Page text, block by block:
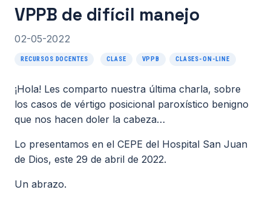
Publicaciones destacadas
Oferta de Tesis
Recursos Docentes
Todos los recursos
VPPB de difícil manejo
02-05-2022
RECURSOS DOCENTES CLASE VPPB CLASES-ON-LINE
¡Hola! Les comparto nuestra última charla, sobre
los casos de vértigo posicional paroxístico benigno
que nos hacen doler la cabeza…
Lo presentamos en el CEPE del Hospital San Juan
de Dios, este 29 de abril de 2022.
Un abrazo.